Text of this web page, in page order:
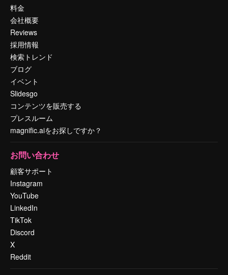
料金
会社概要
Reviews
採用情報
検索トレンド
ブログ
イベント
Slidesgo
コンテンツを販売する
プレスルーム
magnific.aiをお探しですか？
お問い合わせ
顧客サポート
Instagram
YouTube
LinkedIn
TikTok
Discord
X
Reddit